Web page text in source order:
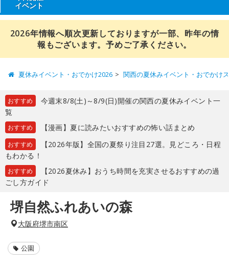
イベント
2026年情報へ順次更新しておりますが一部、昨年の情
報もございます。予めご了承ください。
夏休みイベント・おでかけ2026 関西の夏休みイベント・おでかけ
おすすめ
今週末8/8(土)～8/9(日)開催の関西の夏休みイベント一
覧
おすすめ 【漫画】夏に読みたいおすすめの怖い話まとめ
おすすめ
【2026年版】全国の夏祭り注目27選。見どころ・日程
もわかる！
おすすめ
【2026夏休み】おうち時間を充実させるおすすめの過
ごし方ガイド
堺自然ふれあいの森
大阪府堺市南区
公園